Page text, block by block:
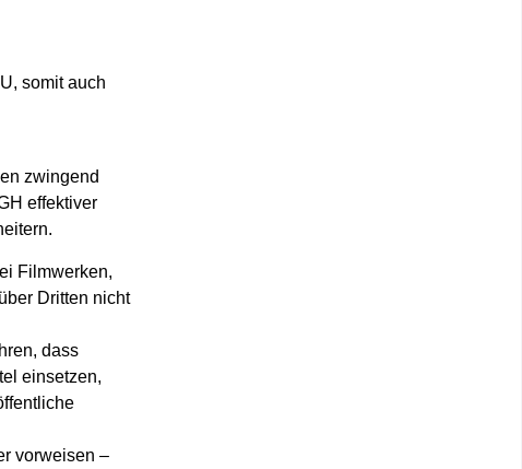
, somit auch
zwingend
effektiver
Filmwerken,
Dritten nicht
dass
einsetzen,
vorweisen –